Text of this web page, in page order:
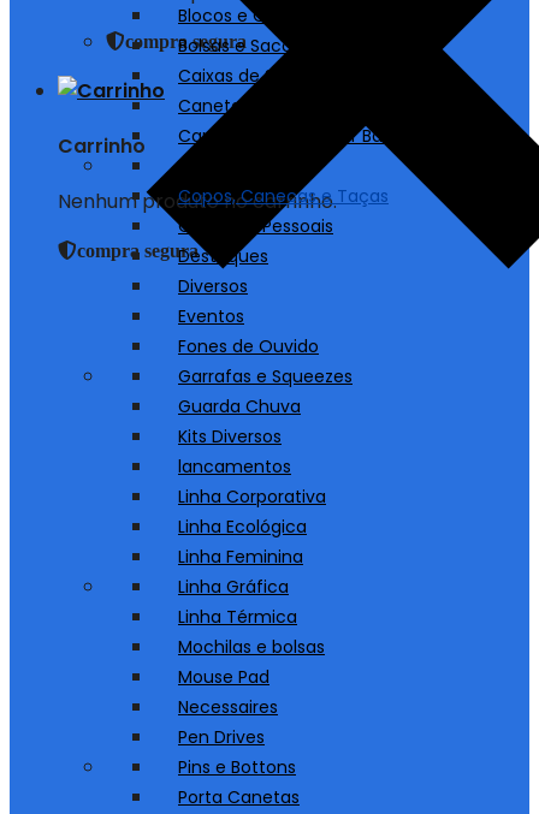
compra segura
Carrinho
Nenhum produto no carrinho.
compra segura
Blocos e Cadernos
Bolsas e Sacolas
Caixas de Som
Canetas
Carregadores/ Power Bank
Chaveiros
Copos, Canecas e Taças
Cuidados Pessoais
Destaques
Diversos
Eventos
Fones de Ouvido
Garrafas e Squeezes
Guarda Chuva
Kits Diversos
lancamentos
Linha Corporativa
Linha Ecológica
Linha Feminina
Linha Gráfica
Linha Térmica
Mochilas e bolsas
Mouse Pad
Necessaires
Pen Drives
Pins e Bottons
Porta Canetas